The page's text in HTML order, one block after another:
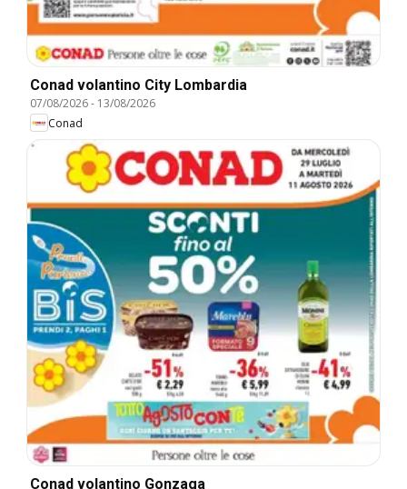
Conad volantino City Lombardia
07/08/2026- 13/08/2026
Conad
Conad volantino Gonzaga